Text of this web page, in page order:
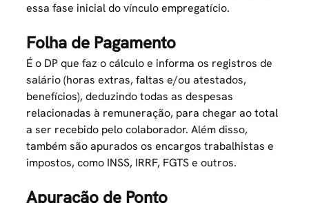
essa fase inicial do vínculo empregatício.
Folha de Pagamento
É o DP que faz o cálculo e informa os registros de
salário (horas extras, faltas e/ou atestados,
benefícios), deduzindo todas as despesas
relacionadas à remuneração, para chegar ao total
a ser recebido pelo colaborador. Além disso,
também são apurados os encargos trabalhistas e
impostos, como INSS, IRRF, FGTS e outros.
Apuração de Ponto